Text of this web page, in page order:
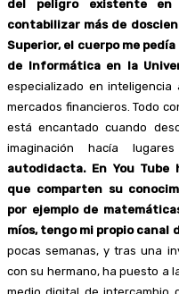
del peligro existente
contabilizar más de
Superior, el cuerpo me
de Informática en la
especializado en
mercados financieros. Todo
está encantado cuando
imaginación hacía lugares
autodidacta. En You Tube
que comparten su
por ejemplo de
míos, tengo mi propio canal
pocas semanas, y tras una
con su hermano, ha puesto a